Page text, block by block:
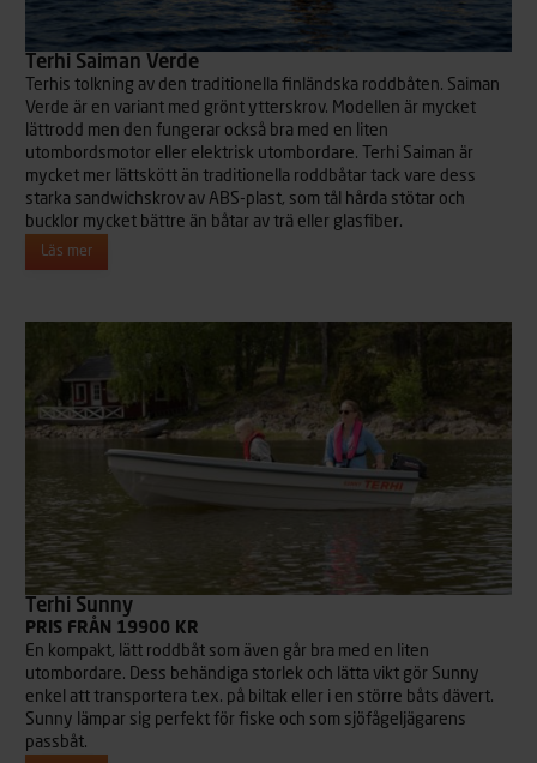
Terhi Saiman Verde
Terhis tolkning av den traditionella finländska roddbåten. Saiman
Verde är en variant med grönt ytterskrov. Modellen är mycket
lättrodd men den fungerar också bra med en liten
utombordsmotor eller elektrisk utombordare. Terhi Saiman är
mycket mer lättskött än traditionella roddbåtar tack vare dess
starka sandwichskrov av ABS-plast, som tål hårda stötar och
bucklor mycket bättre än båtar av trä eller glasfiber.
Läs mer
Terhi Sunny
PRIS FRÅN 19900 KR
En kompakt, lätt roddbåt som även går bra med en liten
utombordare. Dess behändiga storlek och lätta vikt gör Sunny
enkel att transportera t.ex. på biltak eller i en större båts dävert.
Sunny lämpar sig perfekt för fiske och som sjöfågeljägarens
passbåt.